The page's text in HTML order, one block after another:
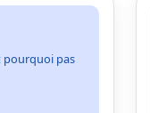
pourquoi pas